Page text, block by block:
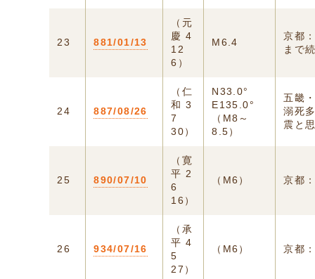
23 881/01/13
（元
慶 4
12
6）
M6.4
京都
まで
24 887/08/26
（仁
和 3
7
30）
N33.0°
E135.0°
（M8～
8.5）
五畿
溺死
震と
25 890/07/10
（寛
平 2
6
16）
（M6） 京都
26 934/07/16
（承
平 4
5
27）
（M6） 京都